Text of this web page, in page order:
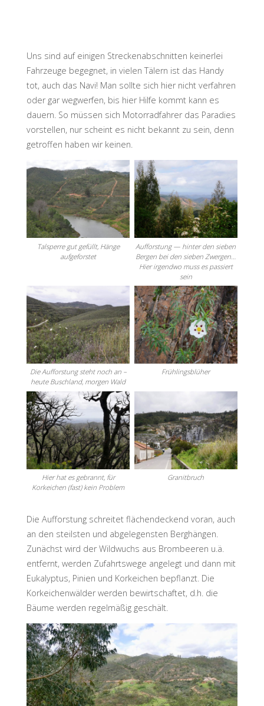
Uns sind auf einigen Streckenabschnitten keinerlei
Fahrzeuge begegnet, in vielen Tälern ist das Handy
tot, auch das Navi! Man sollte sich hier nicht verfahren
oder gar wegwerfen, bis hier Hilfe kommt kann es
dauern. So müssen sich Motorradfahrer das Paradies
vorstellen, nur scheint es nicht bekannt zu sein, denn
getroffen haben wir keinen.
Talsperre gut gefüllt, Hänge
aufgeforstet
Aufforstung — hinter den sieben
Bergen bei den sieben Zwergen…
Hier irgendwo muss es passiert
sein
Die Aufforstung steht noch an –
heute Buschland, morgen Wald
Frühlingsblüher
Hier hat es gebrannt, für
Korkeichen (fast) kein Problem
Granitbruch
Die Aufforstung schreitet flächendeckend voran, auch
an den steilsten und abgelegensten Berghängen.
Zunächst wird der Wildwuchs aus Brombeeren u.ä.
entfernt, werden Zufahrtswege angelegt und dann mit
Eukalyptus, Pinien und Korkeichen bepflanzt. Die
Korkeichenwälder werden bewirtschaftet, d.h. die
Bäume werden regelmäßig geschält.